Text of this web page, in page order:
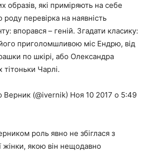
образів, які приміряють на себе
роду перевірка на наявність
впорався – геній. Згадати класику:
приголомшливою міс Ендрю, від
по шкірі, або Олександра
тітоньки Чарлі.
Верник (@ivernik) Ноя 10 2017 о 5:49
роль явно не збіглася з
жінки, якою він нещодавно